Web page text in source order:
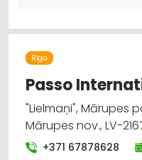
Rīga
Passo
"Lielmaņi", Mārupes
Mārupes nov., LV-
+371 67878628